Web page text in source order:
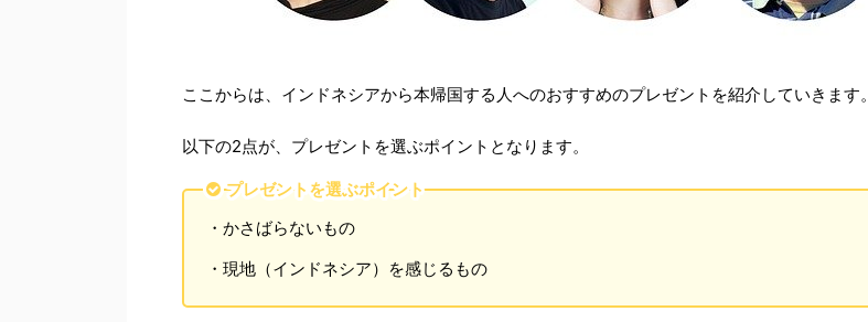
ここからは、インドネシアから本帰国する人へのおすすめのプレゼントを紹介していきます。
以下の2点が、プレゼントを選ぶポイントとなります。
プレゼントを選ぶポイント
・かさばらないもの
・現地（インドネシア）を感じるもの